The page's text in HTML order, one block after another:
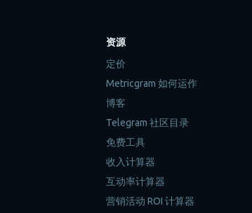
资源
定价
Metricgram 如何运作
博客
Telegram 社区目录
免费工具
收入计算器
互动率计算器
营销活动 ROI 计算器